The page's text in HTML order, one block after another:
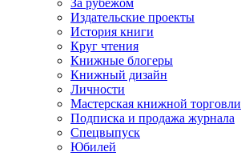
За рубежом
Издательские проекты
История книги
Круг чтения
Книжные блогеры
Книжный дизайн
Личности
Мастерская книжной торговли
Подписка и продажа журнала
Спецвыпуск
Юбилей